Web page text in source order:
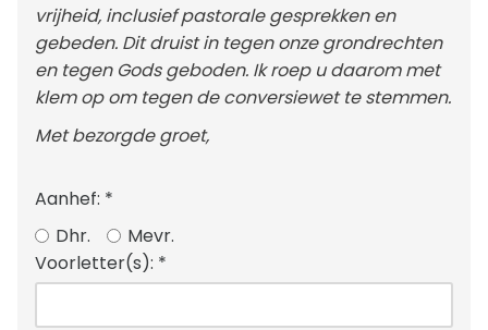
vrijheid, inclusief pastorale gesprekken en
gebeden. Dit druist in tegen onze grondrechten
en tegen Gods geboden. Ik roep u daarom met
klem op om tegen de conversiewet te stemmen.
Met bezorgde groet,
Aanhef: *
Dhr.
Mevr.
Voorletter(s): *